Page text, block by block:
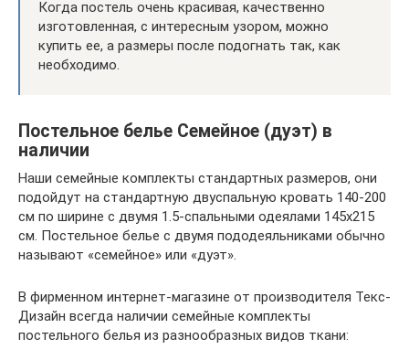
Когда постель очень красивая, качественно
изготовленная, с интересным узором, можно
купить ее, а размеры после подогнать так, как
необходимо.
Постельное белье Семейное (дуэт) в
наличии
Наши семейные комплекты стандартных размеров, они
подойдут на стандартную двуспальную кровать 140-200
см по ширине с двумя 1.5-спальными одеялами 145х215
см. Постельное белье с двумя пододеяльниками обычно
называют «семейное» или «дуэт».
В фирменном интернет-магазине от производителя Текс-
Дизайн всегда наличии семейные комплекты
постельного белья из разнообразных видов ткани: